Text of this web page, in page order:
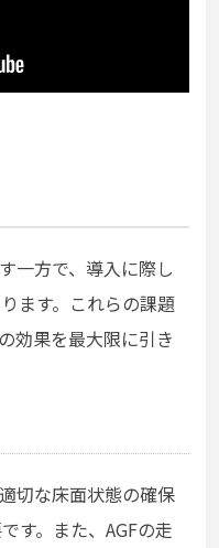
一方で、導入に際し
ます。これらの課題
効果を最大限に引き
切な床面状態の確保
す。また、AGFの走